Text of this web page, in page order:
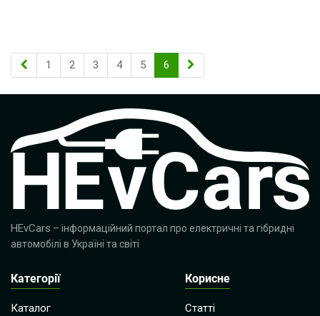
1 2 3 4 5 6
HEvCars – інформаційний портал про електричні та гібридні
автомобілі в Україні та світі
Категорії
Каталог
Корисне
Статті